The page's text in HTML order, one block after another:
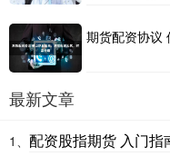
期货配资协议
最新文章
1、 配资股指期货 入门指